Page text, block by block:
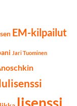
EM-kilpailut
Jari Tuominen
lisenssi